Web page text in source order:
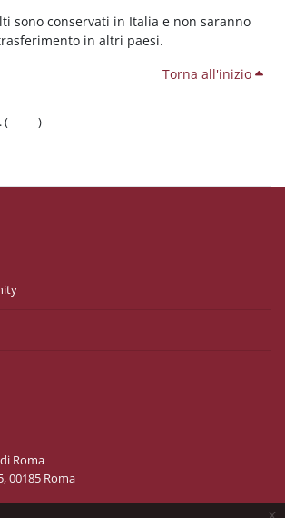
x
sono conservati in Italia e non saranno
in altri paesi.
Torna all'inizio
(
)
Roma
00185 Roma